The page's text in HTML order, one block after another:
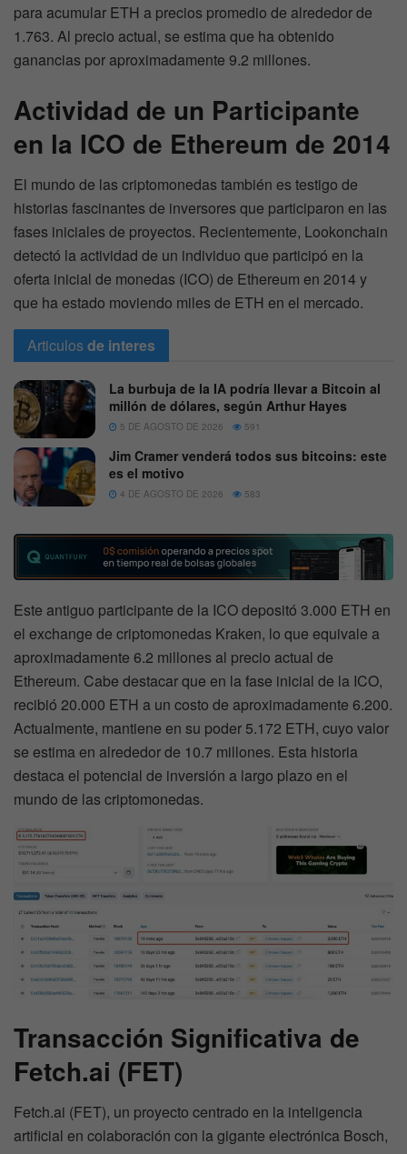
para acumular ETH a precios promedio de alrededor de
1.763. Al precio actual, se estima que ha obtenido
ganancias por aproximadamente 9.2 millones.
Actividad de un Participante
en la ICO de Ethereum de 2014
El mundo de las criptomonedas también es testigo de
historias fascinantes de inversores que participaron en las
fases iniciales de proyectos. Recientemente, Lookonchain
detectó la actividad de un individuo que participó en la
oferta inicial de monedas (ICO) de Ethereum en 2014 y
que ha estado moviendo miles de ETH en el mercado.
Articulosde interes
La burbuja de la IA podría llevar a Bitcoin al
millón de dólares, según Arthur Hayes
5 DE AGOSTO DE 2026 591
Jim Cramer venderá todos sus bitcoins: este
es el motivo
4 DE AGOSTO DE 2026 583
Este antiguo participante de la ICO depositó 3.000 ETH en
el exchange de criptomonedas Kraken, lo que equivale a
aproximadamente 6.2 millones al precio actual de
Ethereum. Cabe destacar que en la fase inicial de la ICO,
recibió 20.000 ETH a un costo de aproximadamente 6.200.
Actualmente, mantiene en su poder 5.172 ETH, cuyo valor
se estima en alrededor de 10.7 millones. Esta historia
destaca el potencial de inversión a largo plazo en el
mundo de las criptomonedas.
Transacción Significativa de
Fetch.ai (FET)
Fetch.ai (FET), un proyecto centrado en la inteligencia
artificial en colaboración con la gigante electrónica Bosch,